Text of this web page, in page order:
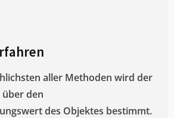
aller Methoden wird der
den
des Objektes bestimmt.